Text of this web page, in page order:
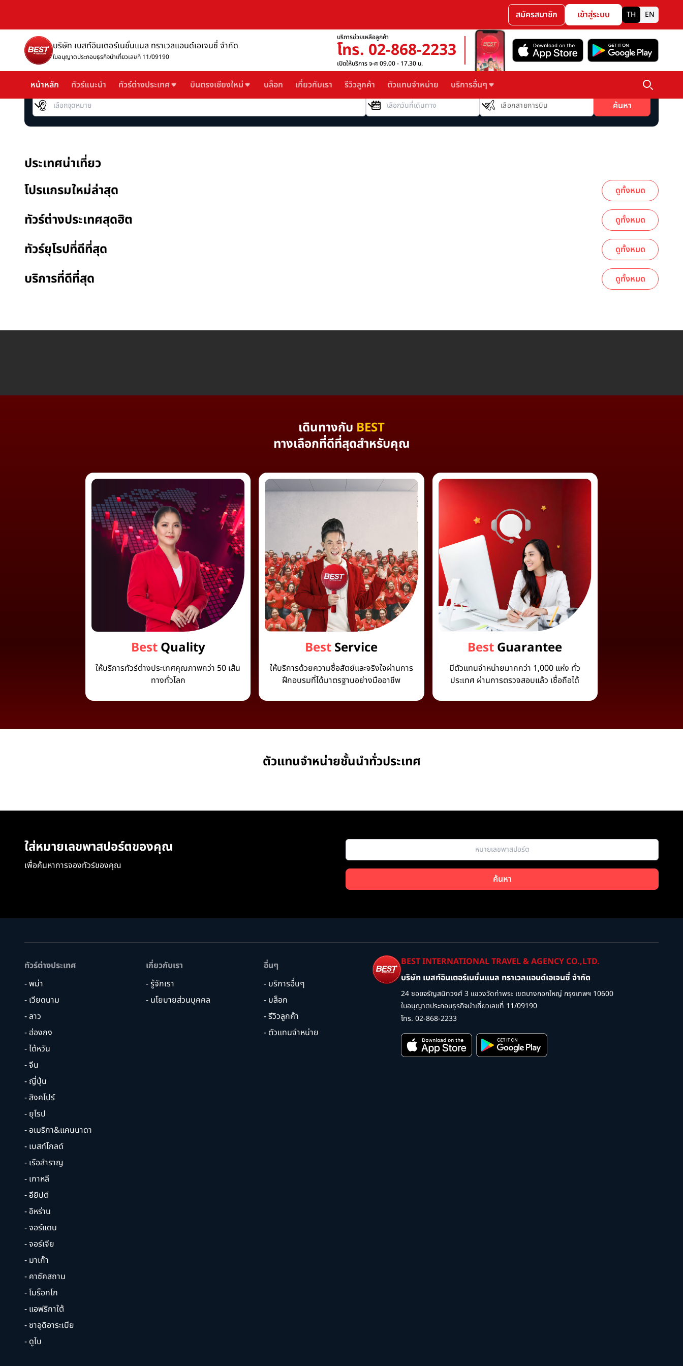
สมัครสมาชิก เข้าสู่ระบบ TH EN
บริษัท เบสท์อินเตอร์เนชั่นแนล ทราเวลแอนด์เอเจนซี่ จำกัด
ใบอนุญาตประกอบธุรกิจนำเที่ยวเลขที่ 11/09190
บริการช่วยเหลือลูกค้า
โทร. 02-868-2233
เปิดให้บริการ จ-ศ 09.00 - 17.30 น.
หน้าหลัก ทัวร์แนะนำ ทัวร์ต่างประเทศ บินตรงเชียงใหม่ บล็อก เกี่ยวกับเรา รีวิวลูกค้า ตัวแทนจำหน่าย บริการอื่นๆ
เลือกจุดหมาย วันที่เดินทาง
สายการบิน
เลือกสายการบิน
ค้นหา
ประเทศน่าเที่ยว
โปรแกรมใหม่ล่าสุด
ดูทั้งหมด
ทัวร์ต่างประเทศสุดฮิต ดูทั้งหมด
ทัวร์ยุโรปที่ดีที่สุด ดูทั้งหมด
บริการที่ดีที่สุด ดูทั้งหมด
เดินทางกับ BEST
ทางเลือกที่ดีที่สุดสำหรับคุณ
BestQuality
ให้บริการทัวร์ต่างประเทศคุณภาพกว่า 50 เส้น
ทางทั่วโลก
BestService
ให้บริการด้วยความซื่อสัตย์และจริงใจผ่านการ
ฝึกอบรมที่ได้มาตรฐานอย่างมืออาชีพ
BestGuarantee
มีตัวแทนจำหน่ายมากกว่า 1,000 แห่ง ทั่ว
ประเทศ ผ่านการตรวจสอบแล้ว เชื่อถือได้
ตัวแทนจำหน่ายชั้นนำทั่วประเทศ
ใส่หมายเลขพาสปอร์ตของคุณ
เพื่อค้นหาการจองทัวร์ของคุณ
ค้นหา
ทัวร์ต่างประเทศ
- พม่า
- เวียดนาม
- ลาว
- ฮ่องกง
- ไต้หวัน
- จีน
- ญี่ปุ่น
- สิงคโปร์
- ยุโรป
- อเมริกา&แคนนาดา
- เบสท์โกลด์
- เรือสำราญ
- เกาหลี
- อียิปต์
- อิหร่าน
- จอร์แดน
- จอร์เจีย
- มาเก๊า
- คาซัคสถาน
- โมร็อกโก
- แอฟริกาใต้
- ซาอุดิอาระเบีย
- ดูไบ
เกี่ยวกับเรา
- รู้จักเรา
- นโยบายส่วนบุคคล
อื่นๆ
- บริการอื่นๆ
- บล็อก
- รีวิวลูกค้า
- ตัวแทนจำหน่าย
BEST INTERNATIONAL TRAVEL & AGENCY CO.,LTD.
บริษัท เบสท์อินเตอร์เนชั่นแนล ทราเวลแอนด์เอเจนซี่ จำกัด
24 ซอยจรัญสนิทวงศ์ 3 แขวงวัดท่าพระ เขตบางกอกใหญ่ กรุงเทพฯ 10600
ใบอนุญาตประกอบธุรกิจนำเที่ยวเลขที่ 11/09190
โทร. 02-868-2233